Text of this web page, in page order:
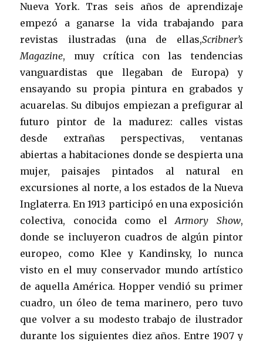
Nueva York. Tras seis años de aprendizaje
empezó a ganarse la vida trabajando para
revistas ilustradas (una de ellas,Scribner’s
Magazine, muy crítica con las tendencias
vanguardistas que llegaban de Europa) y
ensayando su propia pintura en grabados y
acuarelas. Su dibujos empiezan a prefigurar al
futuro pintor de la madurez: calles vistas
desde extrañas perspectivas, ventanas
abiertas a habitaciones donde se despierta una
mujer, paisajes pintados al natural en
excursiones al norte, a los estados de la Nueva
Inglaterra. En 1913 participó en una exposición
colectiva, conocida como elArmory Show,
donde se incluyeron cuadros de algún pintor
europeo, como Klee y Kandinsky, lo nunca
visto en el muy conservador mundo artístico
de aquella América. Hopper vendió su primer
cuadro, un óleo de tema marinero, pero tuvo
que volver a su modesto trabajo de ilustrador
durante los siguientes diez años. Entre 1907 y